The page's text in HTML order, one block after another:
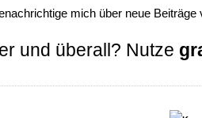
mich über neue Beiträge
und überall? Nutze